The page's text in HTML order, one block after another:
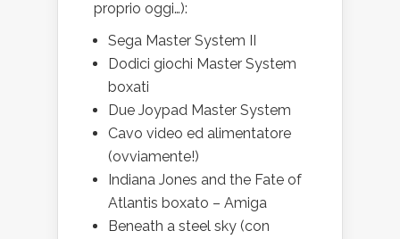
proprio oggi…):
Sega Master System II
Dodici giochi Master System
boxati
Due Joypad Master System
Cavo video ed alimentatore
(ovviamente!)
Indiana Jones and the Fate of
Atlantis boxato – Amiga
Beneath a steel sky (con